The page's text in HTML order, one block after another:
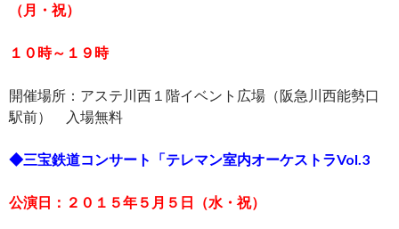
（月・祝）
１０時～１９時
開催場所：アステ川西１階イベント広場（阪急川西能勢口
駅前） 入場無料
◆三宝鉄道コンサート「テレマン室内オーケストラVol.3
公演日：２０１５年５月５日（水・祝）